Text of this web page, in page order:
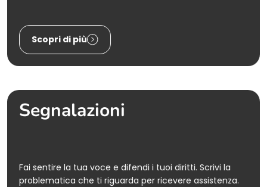
Scopri di più
Segnalazioni
Fai sentire la tua voce e difendi i tuoi diritti. Scrivi la
problematica che ti riguarda per ricevere assistenza.